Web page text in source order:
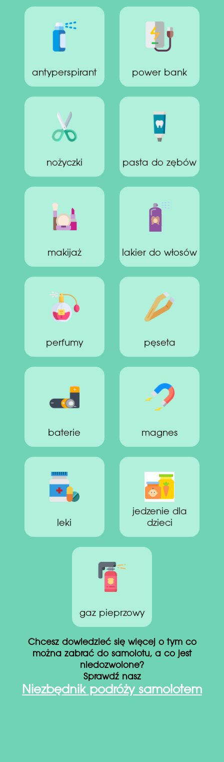
antyperspirant power bank
nożyczki pasta do zębów
makijaż lakier do włosów
perfumy pęseta
baterie magnes
leki
jedzenie dla
dzieci
gaz pieprzowy
Chcesz dowiedzieć się więcej o tym co
można zabrać do samolotu, a co jest
niedozwolone?
Sprawdź nasz
Niezbędnik podróży samolotem